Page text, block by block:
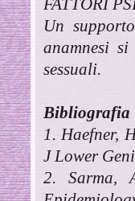
Un
anamnesi
sessuali.
Bibliografia
1. Haefner,
J Lower
2. Sarma,